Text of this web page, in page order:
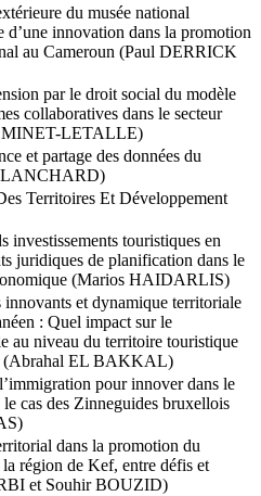
du musée national
d’une innovation dans la promotion
au Cameroun (Paul DERRICK
par le droit social du modèle
collaboratives dans le secteur
MINET-LETALLE)
et partage des données du
Territoires Et Développement
investissements touristiques en
juridiques de planification dans le
(Marios HAIDARLIS)
innovants et dynamique territoriale
: Quel impact sur le
au niveau du territoire touristique
(Abrahal EL BAKKAL)
pour innover dans le
cas des Zinneguides bruxellois
dans la promotion du
région de Kef, entre défis et
et Souhir BOUZID)